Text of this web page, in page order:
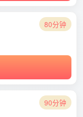
80分钟
90分钟